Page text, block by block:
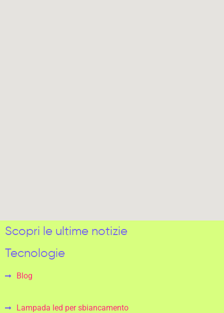
Scopri le ultime notizie
Tecnologie
Blog
Lampada led per sbiancamento